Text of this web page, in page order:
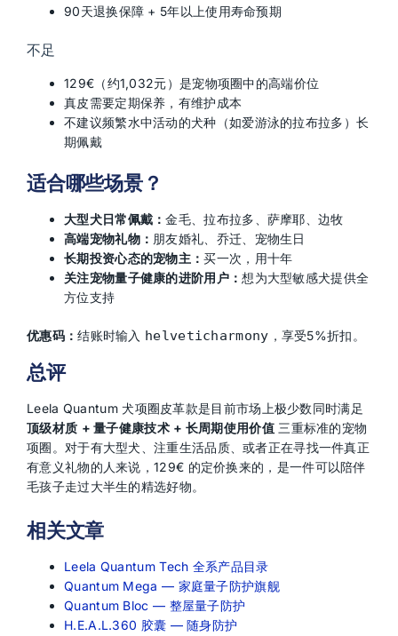
90天退换保障 + 5年以上使用寿命预期
不足
129€（约1,032元）是宠物项圈中的高端价位
真皮需要定期保养，有维护成本
不建议频繁水中活动的犬种（如爱游泳的拉布拉多）长
期佩戴
适合哪些场景？
大型犬日常佩戴：金毛、拉布拉多、萨摩耶、边牧
高端宠物礼物： 朋友婚礼、乔迁、宠物生日
长期投资心态的宠物主：买一次，用十年
关注宠物量子健康的进阶用户：想为大型敏感犬提供全
方位支持
优惠码：结账时输入 helveticharmony ，享受5%折扣。
总评
Leela Quantum 犬项圈皮革款是目前市场上极少数同时满足
顶级材质 + 量子健康技术 + 长周期使用价值三重标准的宠物
项圈。对于有大型犬、注重生活品质、或者正在寻找一件真正
有意义礼物的人来说，129€ 的定价换来的，是一件可以陪伴
毛孩子走过大半生的精选好物。
相关文章
Leela Quantum Tech 全系产品目录
Quantum Mega — 家庭量子防护旗舰
Quantum Bloc — 整屋量子防护
H.E.A.L.360 胶囊 — 随身防护